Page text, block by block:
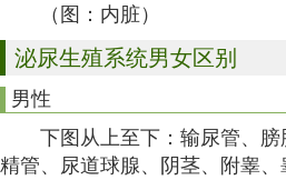
（图：内脏）
泌尿生殖系统男女区别
男性
下图从上至下：输尿管、膀
精管、尿道球腺、阴茎、附睾、